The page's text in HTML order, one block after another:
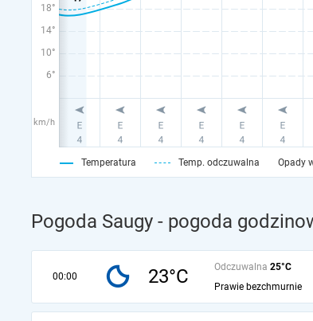
18°
14°
10°
6°
km/h
Temperatura Temp. odczuwalna Opady
Pogoda Saugy - pogoda
00:00 23°C Odczuwalna 25°C
Prawie bezchmurnie